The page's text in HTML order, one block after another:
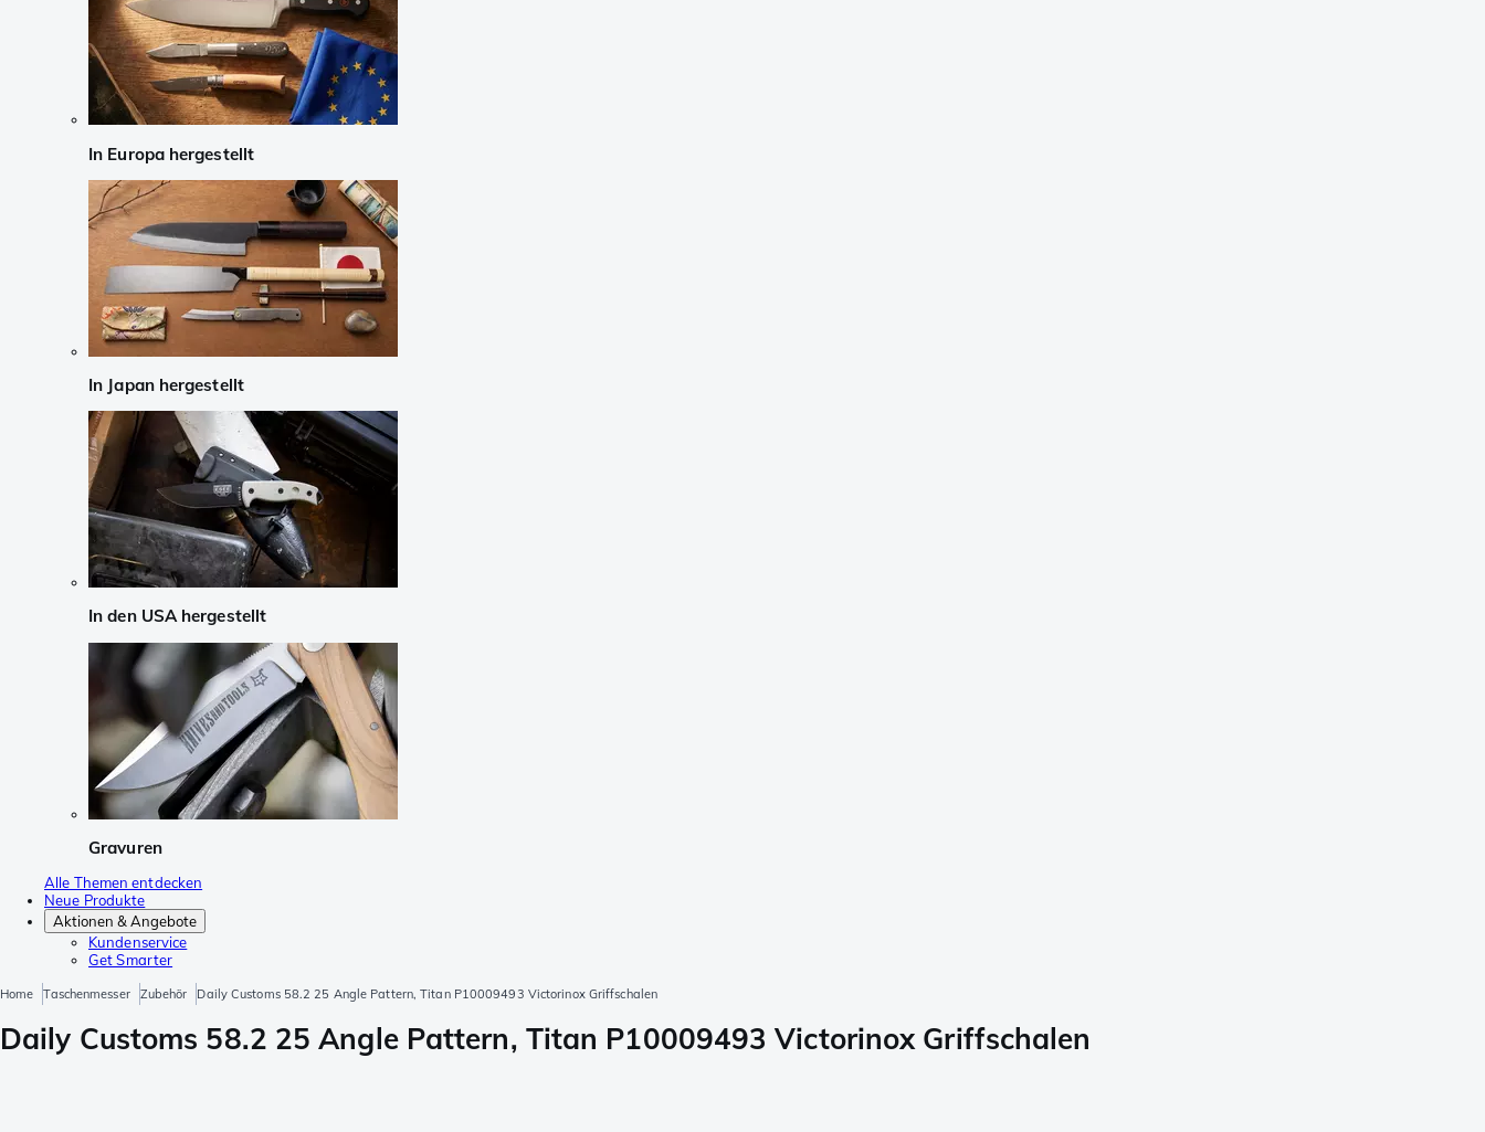
In Europa hergestellt
In Japan hergestellt
In den USA hergestellt
Gravuren
Alle Themen entdecken
Neue Produkte
Aktionen & Angebote
Kundenservice
Get Smarter
Home Taschenmesser Zubehör Daily Customs 58.2 25 Angle Pattern, Titan P10009493 Victorinox Griffschalen
Daily Customs 58.2 25 Angle Pattern, Titan P10009493 Victorinox Griffschalen